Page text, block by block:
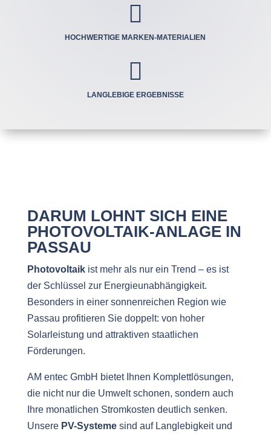

HOCHWERTIGE MARKEN-MATERIALIEN

LANGLEBIGE ERGEBNISSE
DARUM LOHNT SICH EINE
PHOTOVOLTAIK-ANLAGE IN
PASSAU
Photovoltaikist mehr als nur ein Trend – es ist
der Schlüssel zur Energieunabhängigkeit.
Besonders in einer sonnenreichen Region wie
Passau profitieren Sie doppelt: von hoher
Solarleistung und attraktiven staatlichen
Förderungen.
AM entec GmbH bietet Ihnen Komplettlösungen,
die nicht nur die Umwelt schonen, sondern auch
Ihre monatlichen Stromkosten deutlich senken.
Unsere PV-Systemesind auf Langlebigkeit und